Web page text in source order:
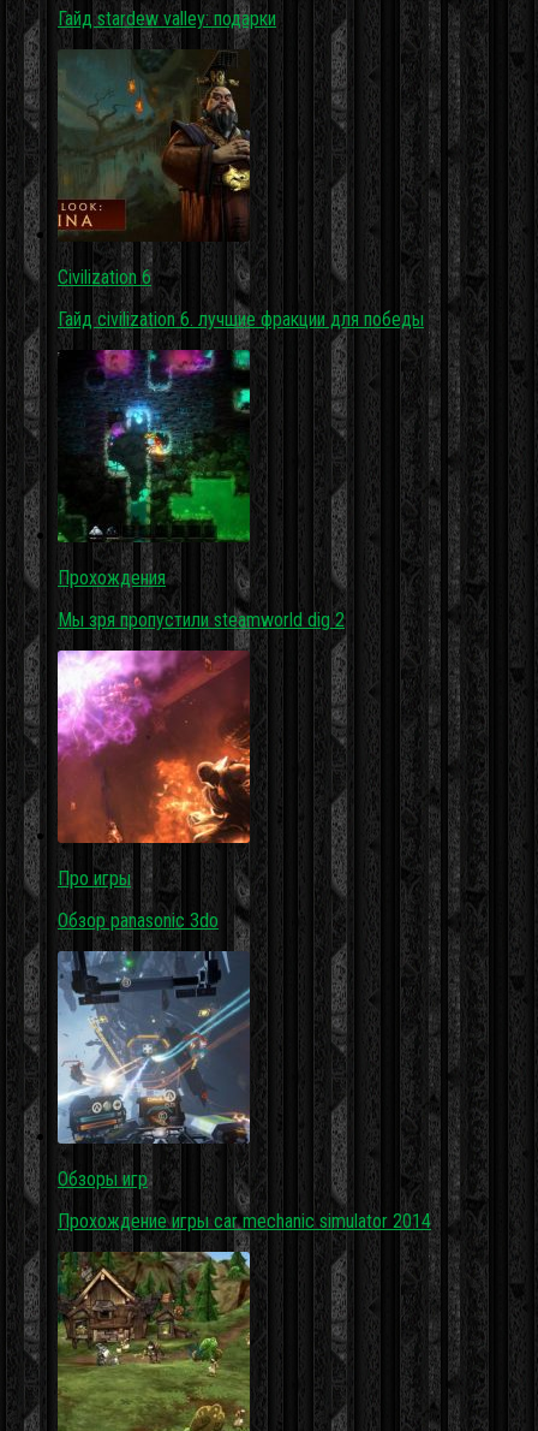
Гайд stardew valley: подарки
Civilization 6
Гайд civilization 6. лучшие фракции для победы
Прохождения
Мы зря пропустили steamworld dig 2
Про игры
Обзор panasonic 3do
Обзоры игр
Прохождение игры car mechanic simulator 2014